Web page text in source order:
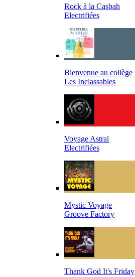
Rock à la Casbah
Electrifiées
Bienvenue au collège
Les Inclassables
Voyage Astral
Electrifiées
Mystic Voyage
Groove Factory
Thank God It's Friday